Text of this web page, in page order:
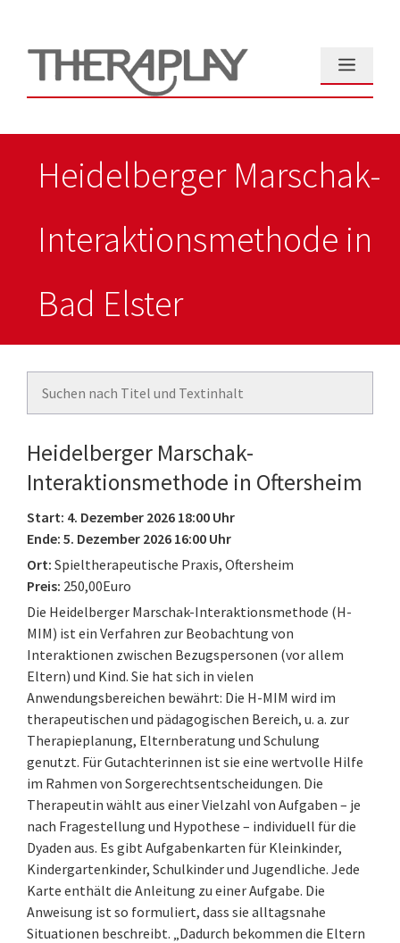
springen
Menü
Heidelberger Marschak-
Interaktionsmethode in
Bad Elster
Heidelberger Marschak-
Interaktionsmethode in Oftersheim
Start: 4. Dezember 2026 18:00 Uhr
Ende: 5. Dezember 2026 16:00 Uhr
Ort: Spieltherapeutische Praxis, Oftersheim
Preis: 250,00Euro
Die Heidelberger Marschak-Interaktionsmethode (H-
MIM) ist ein Verfahren zur Beobachtung von
Interaktionen zwischen Bezugspersonen (vor allem
Eltern) und Kind. Sie hat sich in vielen
Anwendungsbereichen bewährt: Die H-MIM wird im
therapeutischen und pädagogischen Bereich, u. a. zur
Therapieplanung, Elternberatung und Schulung
genutzt. Für Gutachterinnen ist sie eine wertvolle Hilfe
im Rahmen von Sorgerechtsentscheidungen. Die
Therapeutin wählt aus einer Vielzahl von Aufgaben – je
nach Fragestellung und Hypothese – individuell für die
Dyaden aus. Es gibt Aufgabenkarten für Kleinkinder,
Kindergartenkinder, Schulkinder und Jugendliche. Jede
Karte enthält die Anleitung zu einer Aufgabe. Die
Anweisung ist so formuliert, dass sie alltagsnahe
Situationen beschreibt. „Dadurch bekommen die Eltern